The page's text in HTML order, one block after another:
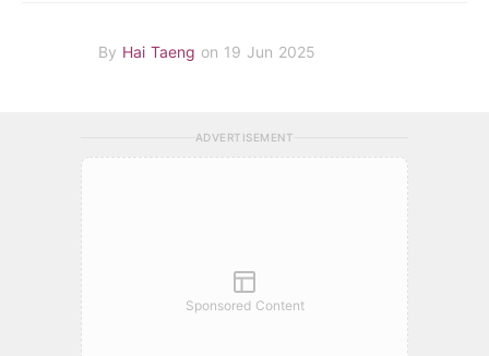
By Hai Taeng on 19 Jun 2025
ADVERTISEMENT
Sponsored Content